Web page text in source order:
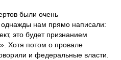
были очень
нам прямо написали:
это будет признанием
Хотя потом о провале
и федеральные власти.